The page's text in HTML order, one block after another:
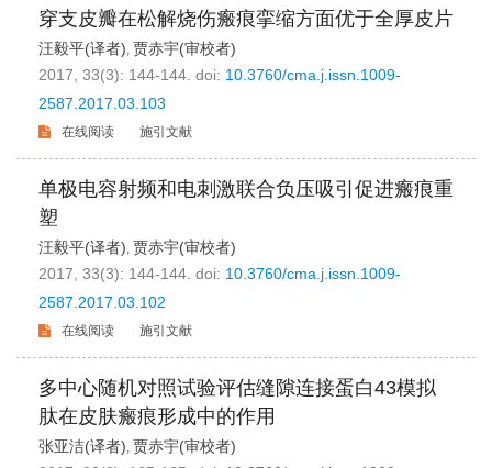
穿支皮瓣在松解烧伤瘢痕挛缩方面优于全厚皮片
汪毅平(译者), 贾赤宇(审校者)
2017, 33(3): 144-144. doi: 10.3760/cma.j.issn.1009-
2587.2017.03.103
在线阅读 施引文献
单极电容射频和电刺激联合负压吸引促进瘢痕重
塑
汪毅平(译者), 贾赤宇(审校者)
2017, 33(3): 144-144. doi: 10.3760/cma.j.issn.1009-
2587.2017.03.102
在线阅读 施引文献
多中心随机对照试验评估缝隙连接蛋白43模拟
肽在皮肤瘢痕形成中的作用
张亚洁(译者), 贾赤宇(审校者)